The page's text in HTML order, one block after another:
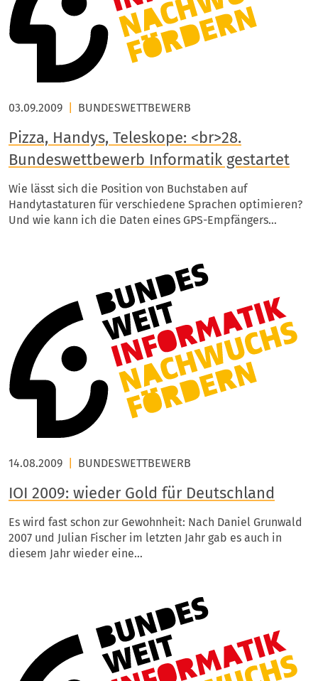
03.09.2009 BUNDESWETTBEWERB
Pizza, Handys, Teleskope: <br>28.
Bundeswettbewerb Informatik gestartet
Wie lässt sich die Position von Buchstaben auf
Handytastaturen für verschiedene Sprachen optimieren?
Und wie kann ich die Daten eines GPS-Empfängers…
14.08.2009 BUNDESWETTBEWERB
IOI 2009: wieder Gold für Deutschland
Es wird fast schon zur Gewohnheit: Nach Daniel Grunwald
2007 und Julian Fischer im letzten Jahr gab es auch in
diesem Jahr wieder eine…